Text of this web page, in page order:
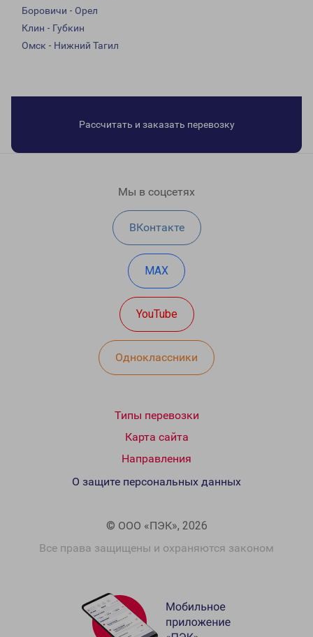
Боровичи - Орел
Клин - Губкин
Омск - Нижний Тагил
Рассчитать и заказать перевозку
Мы в соцсетях
ВКонтакте
MAX
YouTube
Одноклассники
Типы перевозки
Карта сайта
Направления
© ООО «ПЭК», 2026
Все права защищены и охраняются законом
О защите персональных данных